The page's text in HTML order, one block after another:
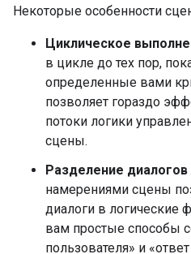
Некоторые особенности
Циклическое
в цикле до тех пор,
определенные вами
позволяет гораздо
потоки логики
сцены.
Разделение диалогов
намерениями сцены
диалоги в логические
вам простые способы
пользователя» и